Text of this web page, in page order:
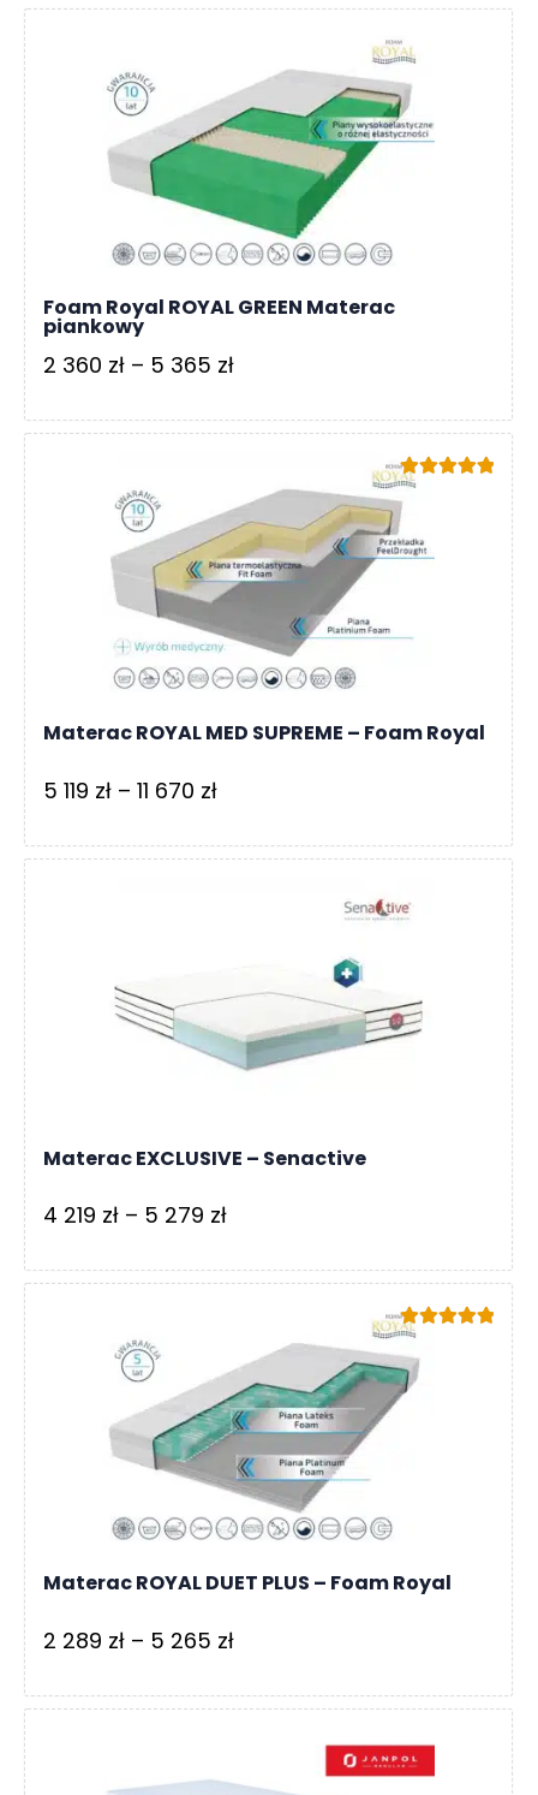
od
212 zł
do
7
Foam Royal ROYAL GREEN Materac
piankowy
2 360 zł – 5 365 złZakres
od
360 zł
do
5
Materac ROYAL MED SUPREME – Foam Royal
Oceniono
5.00
5 119 zł – 11 670 złZakres
od
11
670 zł
Materac EXCLUSIVE – Senactive
4 219 zł – 5 279 złZakres
od
219 zł
do
5
279 zł
Materac ROYAL DUET PLUS – Foam Royal
Oceniono
5.00
2 289 zł – 5 265 złZakres
od
289 zł